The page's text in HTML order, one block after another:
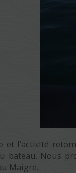
et l’activité
bateau. Nous
Maigre.